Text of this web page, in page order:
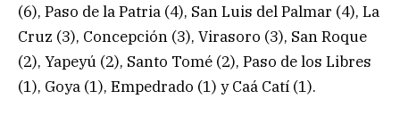
(6), Paso de la Patria (4), San Luis del Palmar (4), La
Cruz (3), Concepción (3), Virasoro (3), San Roque
(2), Yapeyú (2), Santo Tomé (2), Paso de los Libres
(1), Goya (1), Empedrado (1) y Caá Catí (1).